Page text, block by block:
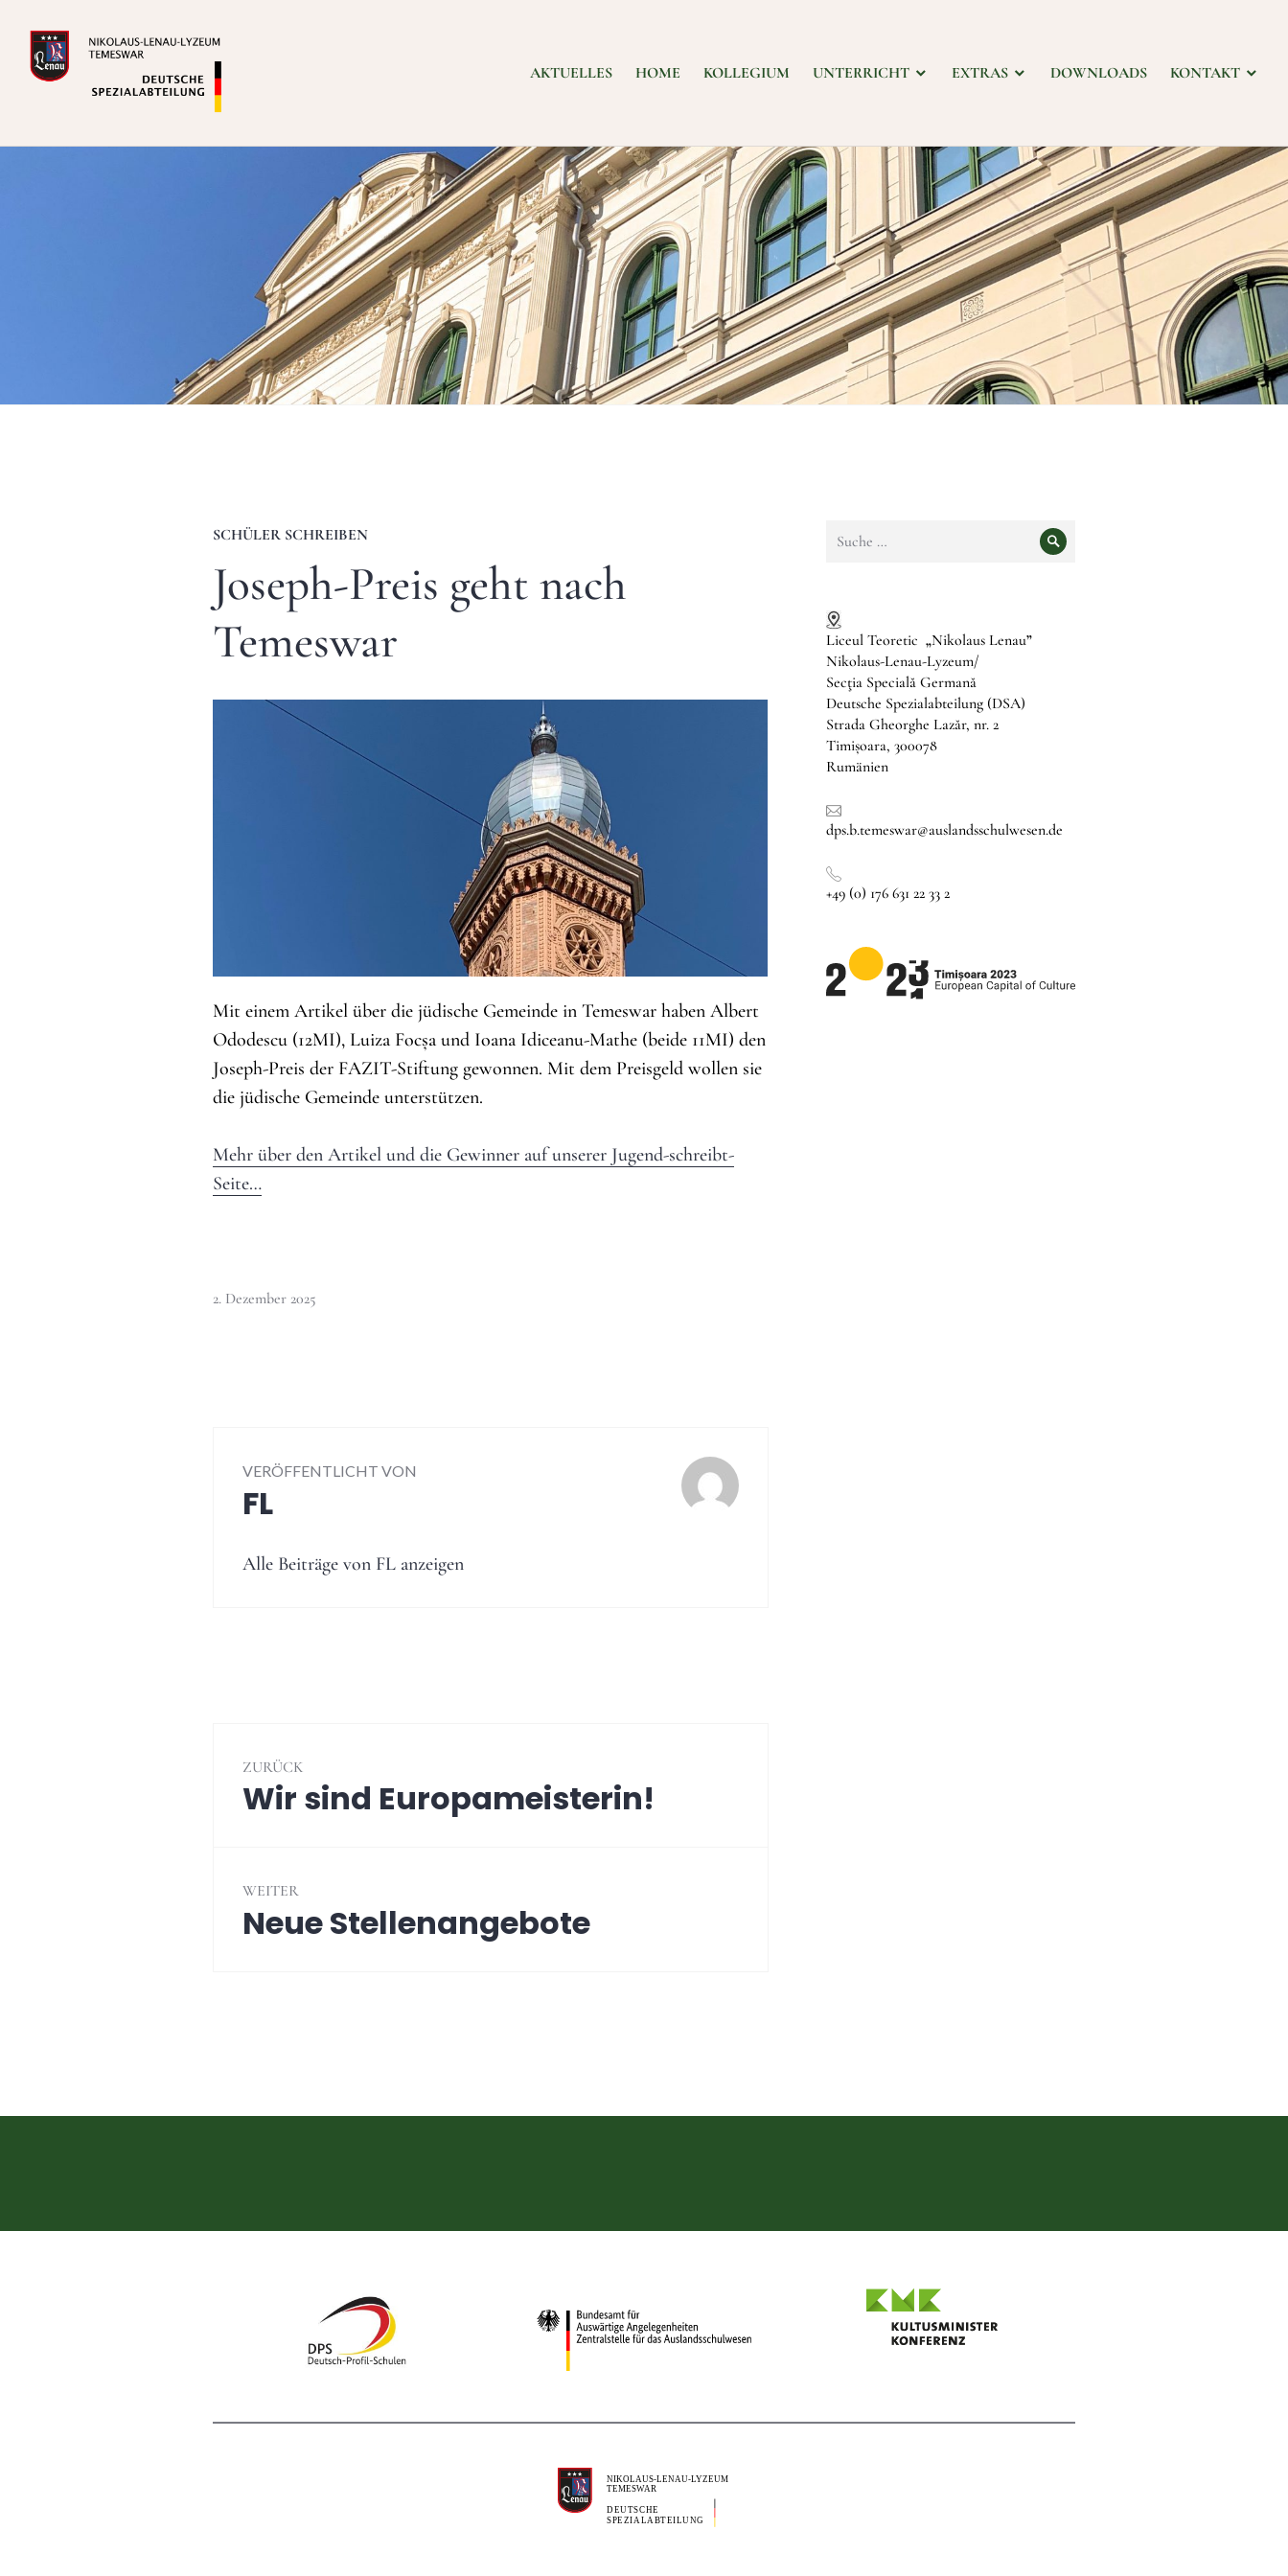
Inhalt
springen
Deutsche Spezialabteilung
AKTUELLES HOME KOLLEGIUM UNTERRICHT EXTRAS DOWNLOADS KONTAKT
SCHÜLER SCHREIBEN
Joseph-Preis geht nach
Temeswar
Mit einem Artikel über die jüdische Gemeinde in Temeswar haben Albert
Ododescu (12MI), Luiza Focșa und Ioana Idiceanu-Mathe (beide 11MI) den
Joseph-Preis der FAZIT-Stiftung gewonnen. Mit dem Preisgeld wollen sie
die jüdische Gemeinde unterstützen.
Mehr über den Artikel und die Gewinner auf unserer Jugend-schreibt-
Seite…
2. Dezember 2025
VERÖFFENTLICHT VON
FL
Alle Beiträge von FL anzeigen
ZURÜCK
Vorheriger
Wir sind Europameisterin!
WEITER
Nächster
Neue Stellenangebote
nach:
Suche
Liceul Teoretic „Nikolaus Lenau”
Nikolaus-Lenau-Lyzeum/
Secţia Specială Germană
Deutsche Spezialabteilung (DSA)
Strada Gheorghe Lazăr, nr. 2
Timișoara, 300078
Rumänien
dps.b.temeswar@auslandsschulwesen.de
+49 (0) 176 631 22 33 2